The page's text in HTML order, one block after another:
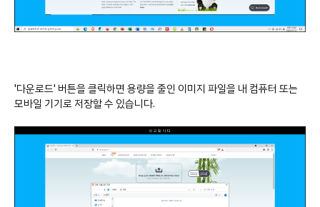
'다운로드' 버튼을 클릭하면 용량을 줄인 이미지 파일을 내 컴퓨터 또는
모바일 기기로 저장할 수 있습니다.